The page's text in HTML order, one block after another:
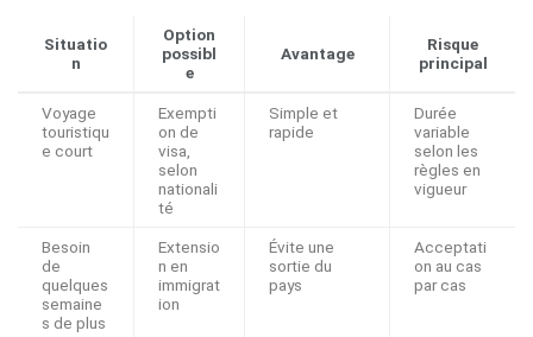
Situatio
n
Option
possibl
e
Avantage
Risque
principal
Voyage
touristiqu
e court
Exempti
on de
visa,
selon
nationali
té
Simple et
rapide
Durée
variable
selon les
règles en
vigueur
Besoin
de
quelques
semaine
s de plus
Extensio
n en
immigrat
ion
Évite une
sortie du
pays
Acceptati
on au cas
par cas